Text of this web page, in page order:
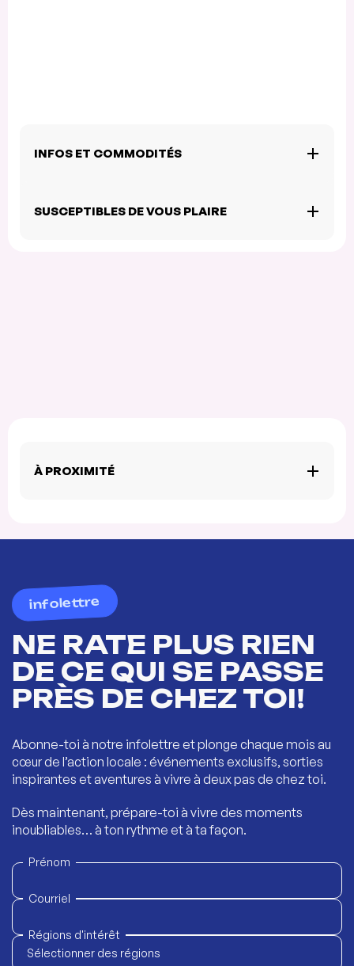
INFOS ET COMMODITÉS
SUSCEPTIBLES DE VOUS PLAIRE
À PROXIMITÉ
infolettre
NE RATE PLUS RIEN
DE CE QUI SE PASSE
PRÈS DE CHEZ TOI!
Abonne-toi à notre infolettre et plonge chaque mois au
cœur de l’action locale : événements exclusifs, sorties
inspirantes et aventures à vivre à deux pas de chez toi.
Dès maintenant, prépare-toi à vivre des moments
inoubliables… à ton rythme et à ta façon.
Prénom
Courriel
Régions d'intérêt
Sélectionner des régions